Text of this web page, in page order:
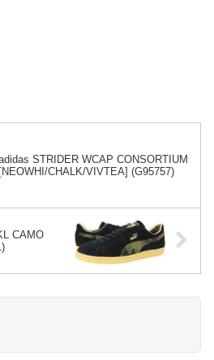
STRIDER WCAP CONSORTIUM
[NEOWHI/CHALK/VIVTEA] (G95757)
CAMO